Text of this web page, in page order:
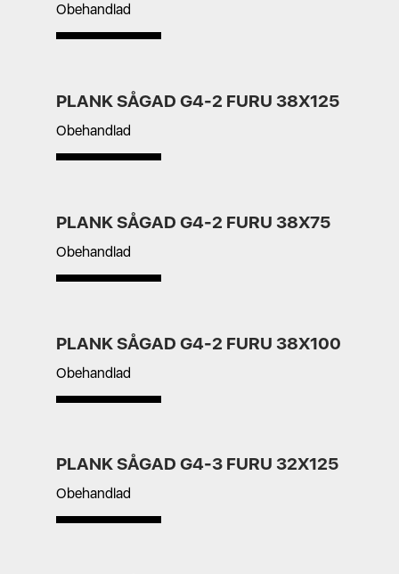
Obehandlad
PLANK SÅGAD G4-2 FURU 38X125
Obehandlad
PLANK SÅGAD G4-2 FURU 38X75
Obehandlad
PLANK SÅGAD G4-2 FURU 38X100
Obehandlad
PLANK SÅGAD G4-3 FURU 32X125
Obehandlad